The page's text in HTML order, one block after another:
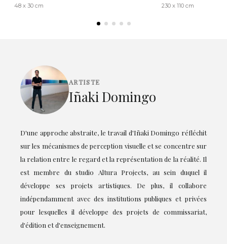
48 x 30 cm 230 x 110 cm
ARTISTE
Iñaki Domingo
D'une approche abstraite, le travail d'Iñaki Domingo réfléchit
sur les mécanismes de perception visuelle et se concentre sur
la relation entre le regard et la représentation de la réalité. Il
est membre du studio Altura Projects, au sein duquel il
développe ses projets artistiques. De plus, il collabore
indépendamment avec des institutions publiques et privées
pour lesquelles il développe des projets de commissariat,
d'édition et d'enseignement.